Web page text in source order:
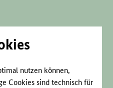
nutzen können,
Cookies sind technisch für